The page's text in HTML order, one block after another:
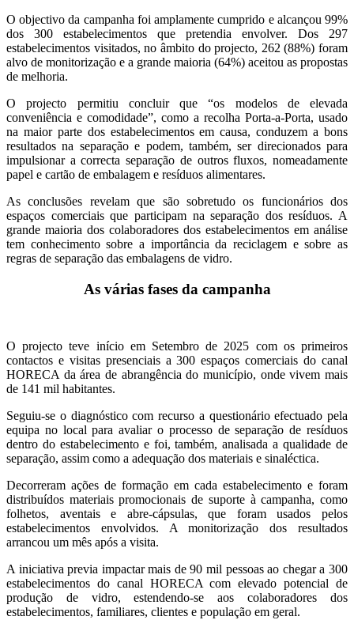
O objectivo da campanha foi amplamente cumprido e alcançou 99%
dos 300 estabelecimentos que pretendia envolver. Dos 297
estabelecimentos visitados, no âmbito do projecto, 262 (88%) foram
alvo de monitorização e a grande maioria (64%) aceitou as propostas
de melhoria.
O projecto permitiu concluir que “os modelos de elevada
conveniência e comodidade”, como a recolha Porta-a-Porta, usado
na maior parte dos estabelecimentos em causa, conduzem a bons
resultados na separação e podem, também, ser direcionados para
impulsionar a correcta separação de outros fluxos, nomeadamente
papel e cartão de embalagem e resíduos alimentares.
As conclusões revelam que são sobretudo os funcionários dos
espaços comerciais que participam na separação dos resíduos. A
grande maioria dos colaboradores dos estabelecimentos em análise
tem conhecimento sobre a importância da reciclagem e sobre as
regras de separação das embalagens de vidro.
As várias fases da campanha
O projecto teve início em Setembro de 2025 com os primeiros
contactos e visitas presenciais a 300 espaços comerciais do canal
HORECA da área de abrangência do município, onde vivem mais
de 141 mil habitantes.
Seguiu-se o diagnóstico com recurso a questionário efectuado pela
equipa no local para avaliar o processo de separação de resíduos
dentro do estabelecimento e foi, também, analisada a qualidade de
separação, assim como a adequação dos materiais e sinaléctica.
Decorreram ações de formação em cada estabelecimento e foram
distribuídos materiais promocionais de suporte à campanha, como
folhetos, aventais e abre-cápsulas, que foram usados pelos
estabelecimentos envolvidos. A monitorização dos resultados
arrancou um mês após a visita.
A iniciativa previa impactar mais de 90 mil pessoas ao chegar a 300
estabelecimentos do canal HORECA com elevado potencial de
produção de vidro, estendendo-se aos colaboradores dos
estabelecimentos, familiares, clientes e população em geral.